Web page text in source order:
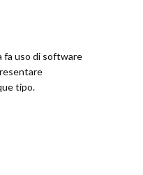
fa uso di software
tipo.